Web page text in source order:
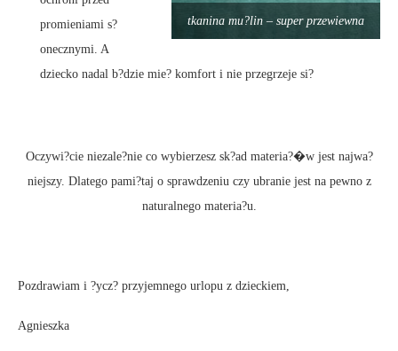
tkanina mu?lin – super przewiewna
promieniami s?
onecznymi. A
dziecko nadal b?dzie mie? komfort i nie przegrzeje si?
Oczywi?cie niezale?nie co wybierzesz sk?ad materia?�w jest najwa?
niejszy. Dlatego pami?taj o sprawdzeniu czy ubranie jest na pewno z
naturalnego materia?u.
Pozdrawiam i ?ycz? przyjemnego urlopu z dzieckiem,
Agnieszka